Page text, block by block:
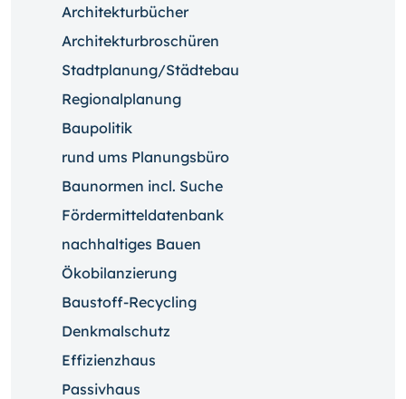
Architekturbücher
Architekturbroschüren
Stadtplanung/Städtebau
Regionalplanung
Baupolitik
rund ums Planungsbüro
Baunormen incl. Suche
Fördermitteldatenbank
nachhaltiges Bauen
Ökobilanzierung
Baustoff-Recycling
Denkmalschutz
Effizienzhaus
Passivhaus